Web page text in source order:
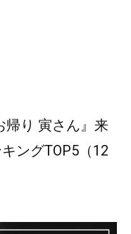
り 寅さん』来
ングTOP5（12